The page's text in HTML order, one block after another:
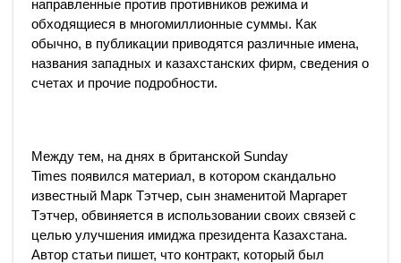
направленные против противников режима и
обходящиеся в многомиллионные суммы. Как
обычно, в публикации приводятся различные имена,
названия западных и казахстанских фирм, сведения о
счетах и прочие подробности.
Между тем, на днях в британской Sunday
Times появился материал, в котором скандально
известный Марк Тэтчер, сын знаменитой Маргарет
Тэтчер, обвиняется в использовании своих связей с
целью улучшения имиджа президента Казахстана.
Автор статьи пишет, что контракт, который был